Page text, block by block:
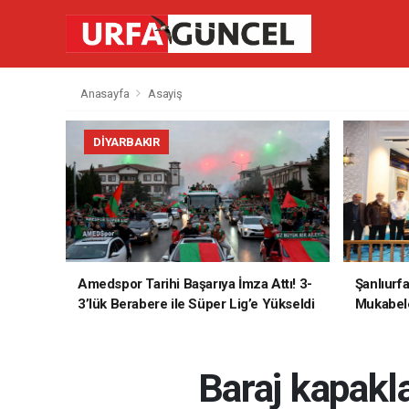
Anasayfa Asayiş
DIYARBAKIR
Amedspor Tarihi Başarıya İmza Attı! 3-
3’lük Berabere ile Süper Lig’e Yükseldi
Baraj